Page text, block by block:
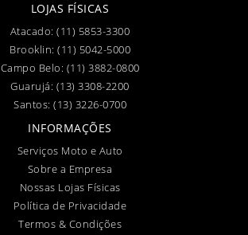
LOJAS FÍSICAS
Atacado:(11) 5853-3300
Brooklin: (11) 5042-5000
Campo Belo: (11) 3882-0800
Guarujá: (13) 3308-2200
Santos: (13) 3226-0700
INFORMAÇÕES
Serviços Moto e Auto
Sobre a Empresa
Nossas Lojas Físicas
Política de Privacidade
Termos & Condições